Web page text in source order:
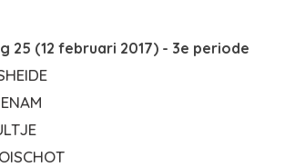
25 (12 februari 2017) - 3e periode